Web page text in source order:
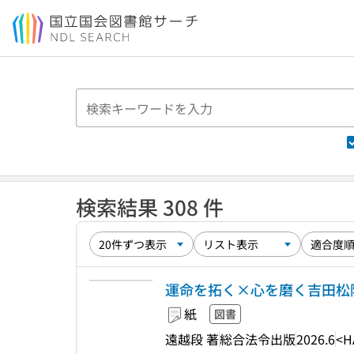
本文へ移動
検索結果 308 件
運命を拓く×心を磨く吉田松
紙 図書
遠越段 著総合法令出版2026.6